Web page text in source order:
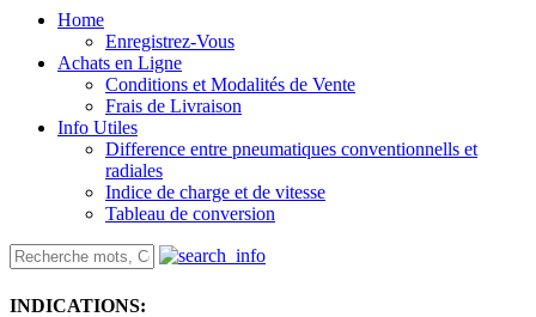
Home
Enregistrez-Vous
Achats en Ligne
Conditions et Modalités de Vente
Frais de Livraison
Info Utiles
Difference entre pneumatiques conventionnells et
radiales
Indice de charge et de vitesse
Tableau de conversion
INDICATIONS: